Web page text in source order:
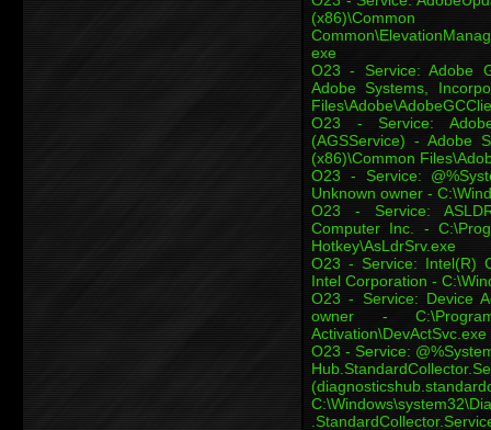
(x86)\Common
exe
O23 - Service: Adobe
Adobe Systems,
O23 - Service:
(AGSService) - Adobe
(x86)\Common
O23 - Service:
Unknown owner -
O23 - Service:
Computer Inc. -
Hotkey\AsLdrSrv.exe
O23 - Service: Intel(R)
Intel Corporation -
O23 - Service: Device
owner -
Activation\DevActSvc.exe
O23 - Service: